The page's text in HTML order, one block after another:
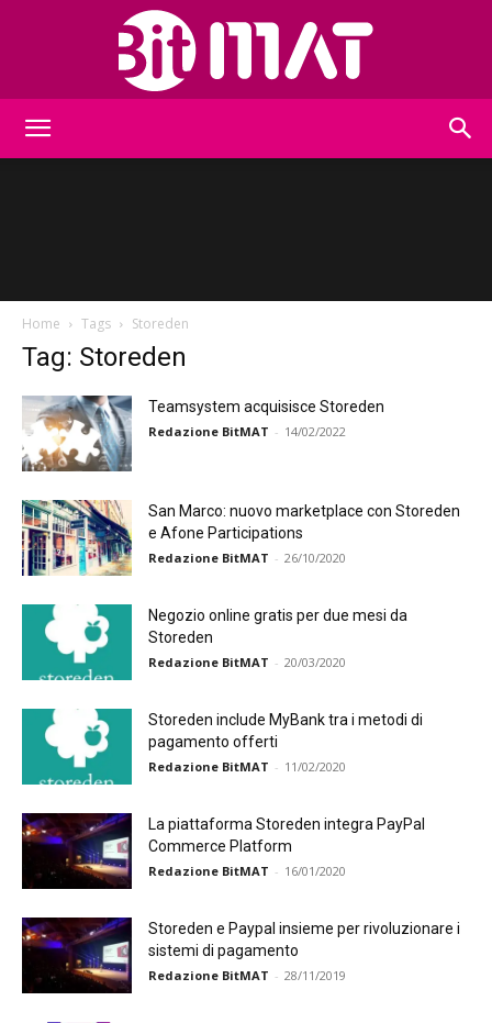
Home Tags Storeden
Tag: Storeden
Teamsystem acquisisce Storeden
Redazione BitMAT - 14/02/2022
San Marco: nuovo marketplace con Storeden
e Afone Participations
Redazione BitMAT - 26/10/2020
Negozio online gratis per due mesi da
Storeden
Redazione BitMAT - 20/03/2020
Storeden include MyBank tra i metodi di
pagamento offerti
Redazione BitMAT - 11/02/2020
La piattaforma Storeden integra PayPal
Commerce Platform
Redazione BitMAT - 16/01/2020
Storeden e Paypal insieme per rivoluzionare i
sistemi di pagamento
Redazione BitMAT - 28/11/2019